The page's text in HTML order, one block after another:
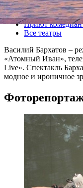
Все спектакли
Приют
Все театры
Василий Бархатов –
«Атомный Иван»,
Live». Спектакль
модное и ироничное